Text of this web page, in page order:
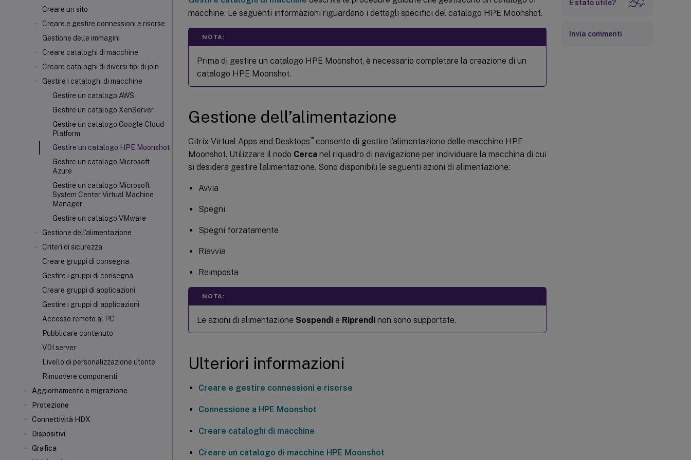
Creare un sito
Creare e gestire connessioni e risorse
Gestione delle immagini
Creare cataloghi di macchine
Creare cataloghi di diversi tipi di join
Gestire i cataloghi di macchine
Gestire un catalogo AWS
Gestire un catalogo XenServer
Gestire un catalogo Google Cloud
Platform
Gestire un catalogo HPE Moonshot
Gestire un catalogo Microsoft
Azure
Gestire un catalogo Microsoft
System Center Virtual Machine
Manager
Gestire un catalogo VMware
Gestione dell'alimentazione
Criteri di sicurezza
Creare gruppi di consegna
Gestire i gruppi di consegna
Creare gruppi di applicazioni
Gestire i gruppi di applicazioni
Accesso remoto al PC
Pubblicare contenuto
VDI server
Livello di personalizzazione utente
Rimuovere componenti
Aggiornamento e migrazione
Protezione
Connettività HDX
Dispositivi
Grafica
macchine. Le seguenti informazioni riguardano i dettagli specifici del catalogo HPE Moonshot.
NOTA:
Prima di gestire un catalogo HPE Moonshot, è necessario completare la creazione di un
catalogo HPE Moonshot.
Gestione dell’alimentazione
Citrix Virtual Apps and Desktops ™ consente di gestire l’alimentazione delle macchine HPE
Moonshot. Utilizzare il nodo Cerca nel riquadro di navigazione per individuare la macchina di cui
si desidera gestire l’alimentazione. Sono disponibili le seguenti azioni di alimentazione:
Avvia
Spegni
Spegni forzatamente
Riavvia
Reimposta
NOTA:
Le azioni di alimentazione Sospendi e Riprendi non sono supportate.
Ulteriori informazioni
Creare e gestire connessioni e risorse
Connessione a HPE Moonshot
Creare cataloghi di macchine
Creare un catalogo di macchine HPE Moonshot
È stato utile?
Invia commenti